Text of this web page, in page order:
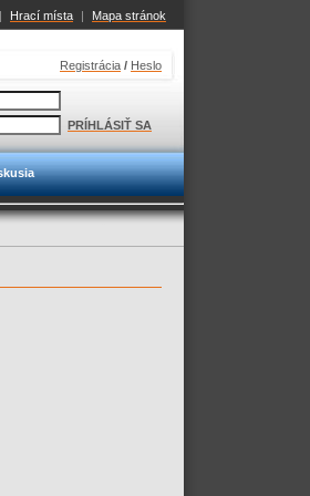
| Hrací místa | Mapa stránok
Registrácia / Heslo
PRÍHLÁSIŤ SA